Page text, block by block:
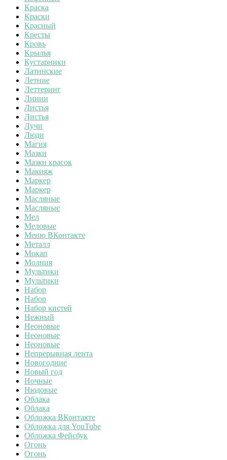
Краска
Краски
Красный
Кресты
Кровь
Крылья
Кустарники
Латинские
Летние
Леттеринг
Линии
Листья
Листья
Лучи
Люди
Магия
Мазки
Мазки красок
Макияж
Маркер
Маркер
Масляные
Масляные
Мел
Меловые
Меню ВКонтакте
Металл
Мокап
Молния
Мультики
Мультики
Набор
Набор
Набор кистей
Нежный
Неоновые
Неоновые
Неоновые
Непрерывная лента
Новогодние
Новый год
Ночные
Нюдовые
Облака
Облака
Обложка ВКонтакте
Обложка для YouTube
Обложка Фейсбук
Огонь
Огонь